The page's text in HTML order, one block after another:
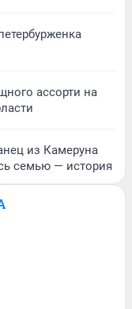
ассорти на
из Камеруна
семью — история